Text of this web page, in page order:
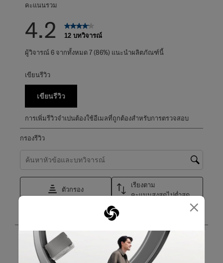
×
คะแนนรวม
4.2 12 บทวิจารณ์
ผู้วิจารณ์ 6 จากทั้งหมด 7 (86%) แนะนำผลิตภัณฑ์นี้
เขียนรีวิว
เขียนรีวิว
การเพิ่มรีวิวจำเปนต้องใช้อีเมลที่ถูกต้องสำหรับการตรวจสอบ
กรองรีวิว
ค้นหาหัวข้อและตรวจสอบภูมิภาคการค้นหา
ตัวกรอง
เรียงตาม
คะแนนสูงสุดไปต่ำสุด
8
8 จาก 12บทวิจารณ์
5 จาก 5 ดาว
My favorite luggage ever